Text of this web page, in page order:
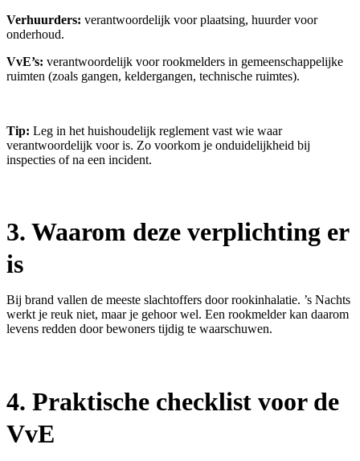
Verhuurders: verantwoordelijk voor plaatsing, huurder voor
onderhoud.
VvE’s: verantwoordelijk voor rookmelders in gemeenschappelijke
ruimten (zoals gangen, keldergangen, technische ruimtes).
Tip: Leg in het huishoudelijk reglement vast wie waar
verantwoordelijk voor is. Zo voorkom je onduidelijkheid bij
inspecties of na een incident.
3. Waarom deze verplichting er
is
Bij brand vallen de meeste slachtoffers door rookinhalatie. ’s Nachts
werkt je reuk niet, maar je gehoor wel. Een rookmelder kan daarom
levens redden door bewoners tijdig te waarschuwen.
4. Praktische checklist voor de
VvE